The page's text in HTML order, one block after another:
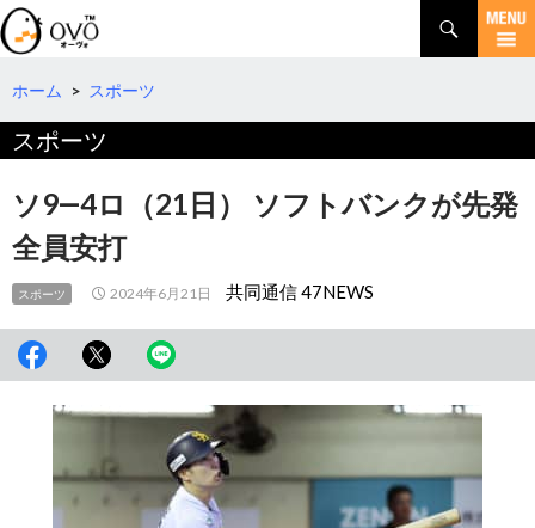
検
索
コ
テ
へ
ホーム > スポーツ
スポーツ
ソ9―4ロ（21日） ソフトバンクが先発
全員安打
スポーツ 2024年6月21日 共同通信 47NEWS